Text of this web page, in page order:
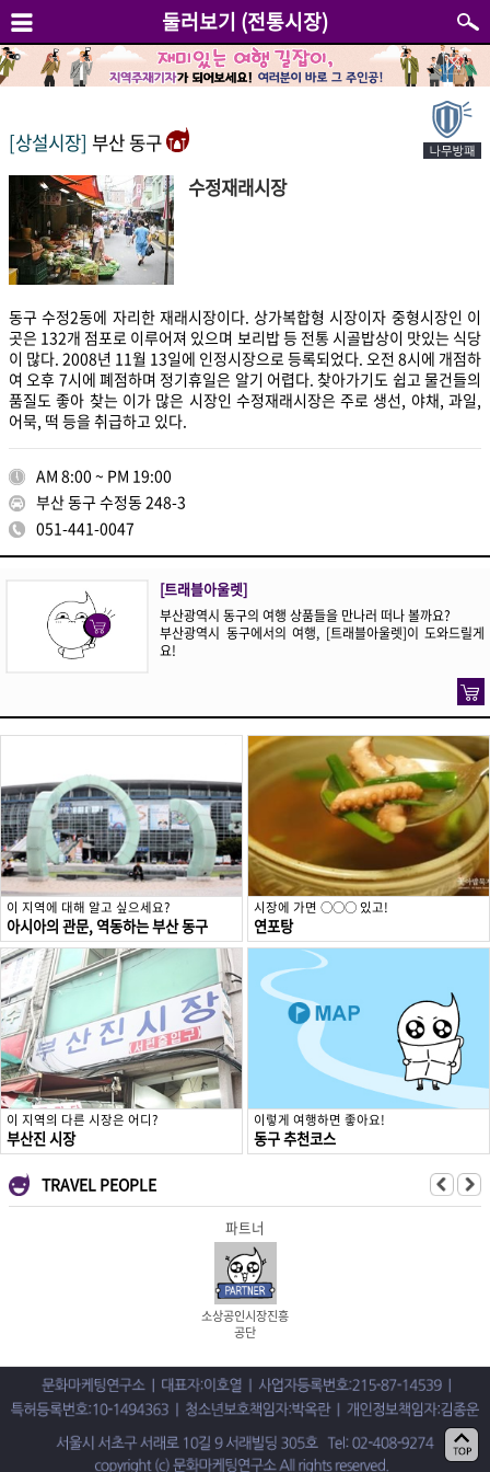
둘러보기 (전통시장)
[상설시장] 부산 동구
수정재래시장
동구 수정2동에 자리한 재래시장이다. 상가복합형 시장이자 중형시장인 이
곳은 132개 점포로 이루어져 있으며 보리밥 등 전통 시골밥상이 맛있는 식당
이 많다. 2008년 11월 13일에 인정시장으로 등록되었다. 오전 8시에 개점하
여 오후 7시에 폐점하며 정기휴일은 알기 어렵다. 찾아가기도 쉽고 물건들의
품질도 좋아 찾는 이가 많은 시장인 수정재래시장은 주로 생선, 야채, 과일,
어묵, 떡 등을 취급하고 있다.
AM 8:00 ~ PM 19:00
부산 동구 수정동 248-3
051-441-0047
[트래블아울렛]
부산광역시 동구의 여행 상품들을 만나러 떠나 볼까요?
부산광역시 동구에서의 여행, [트래블아울렛]이 도와드릴게
요!
이 지역에 대해 알고 싶으세요?
아시아의 관문, 역동하는 부산 동구
시장에 가면 ○○○ 있고!
연포탕
이 지역의 다른 시장은 어디?
부산진 시장
이렇게 여행하면 좋아요!
동구 추천코스
TRAVEL PEOPLE
파트너
소상공인시장진흥
공단